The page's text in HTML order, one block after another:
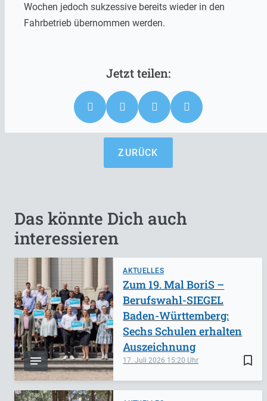
Wochen jedoch sukzessive bereits wieder in den
Fahrbetrieb übernommen werden.
ZURÜCK
Das könnte Dich auch
interessieren
AKTUELLES
bookmark_border
17. Juli 2026 15:20
Zum 19. Mal BoriS –
Berufswahl-SIEGEL
Baden-Württemberg:
Sechs Schulen erhalten
Auszeichnung